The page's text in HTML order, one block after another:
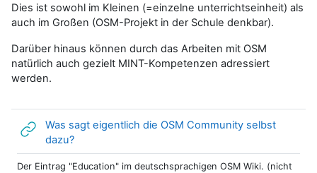
Dies ist sowohl im Kleinen (=einzelne unterrichtseinheit) als
auch im Großen (OSM-Projekt in der Schule denkbar).
Darüber hinaus können durch das Arbeiten mit OSM
natürlich auch gezielt MINT-Kompetenzen adressiert
werden.
Was sagt eigentlich die OSM Community selbst
dazu?Link/URL
Der Eintrag "Education" im deutschsprachigen OSM Wiki. (nicht